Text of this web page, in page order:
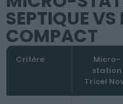
SEPTIQUE VS
COMPACT
Critère
Micro-
station
Tricel